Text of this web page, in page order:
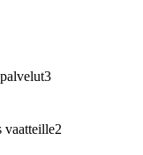
3
vaatteille2